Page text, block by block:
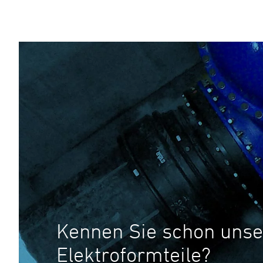
Kennen Sie schon
Elektroformteile?